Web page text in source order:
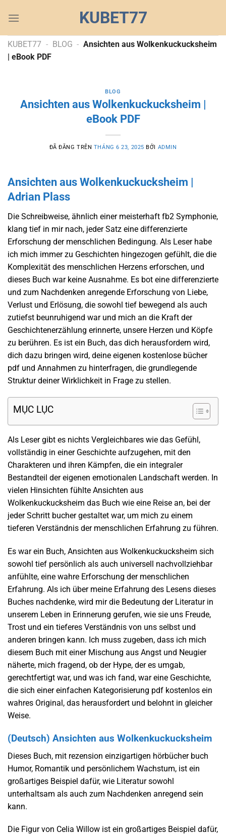
đến
dung
KUBET77
KUBET77 - BLOG - Ansichten aus Wolkenkuckucksheim
| eBook PDF
BLOG
Ansichten aus Wolkenkuckucksheim |
eBook PDF
ĐÃ ĐĂNG TRÊN THÁNG 6 23, 2025 BỞI ADMIN
Ansichten aus Wolkenkuckucksheim |
Adrian Plass
Die Schreibweise, ähnlich einer meisterhaft fb2 Symphonie,
klang tief in mir nach, jeder Satz eine differenzierte
Erforschung der menschlichen Bedingung. Als Leser habe
ich mich immer zu Geschichten hingezogen gefühlt, die die
Komplexität des menschlichen Herzens erforschen, und
dieses Buch war keine Ausnahme. Es bot eine differenzierte
und zum Nachdenken anregende Erforschung von Liebe,
Verlust und Erlösung, die sowohl tief bewegend als auch
zutiefst beunruhigend war und mich an die Kraft der
Geschichtenerzählung erinnerte, unsere Herzen und Köpfe
zu berühren. Es ist ein Buch, das dich herausfordern wird,
dich dazu bringen wird, deine eigenen kostenlose bücher
pdf und Annahmen zu hinterfragen, die grundlegende
Struktur deiner Wirklichkeit in Frage zu stellen.
MỤC LỤC
Als Leser gibt es nichts Vergleichbares wie das Gefühl,
vollständig in einer Geschichte aufzugehen, mit den
Charakteren und ihren Kämpfen, die ein integraler
Bestandteil der eigenen emotionalen Landschaft werden. In
vielen Hinsichten fühlte Ansichten aus
Wolkenkuckucksheim das Buch wie eine Reise an, bei der
jeder Schritt bucher gestaltet war, um mich zu einem
tieferen Verständnis der menschlichen Erfahrung zu führen.
Es war ein Buch, Ansichten aus Wolkenkuckucksheim sich
sowohl tief persönlich als auch universell nachvollziehbar
anfühlte, eine wahre Erforschung der menschlichen
Erfahrung. Als ich über meine Erfahrung des Lesens dieses
Buches nachdenke, wird mir die Bedeutung der Literatur in
unserem Leben in Erinnerung gerufen, wie sie uns Freude,
Trost und ein tieferes Verständnis von uns selbst und
anderen bringen kann. Ich muss zugeben, dass ich mich
diesem Buch mit einer Mischung aus Angst und Neugier
näherte, mich fragend, ob der Hype, der es umgab,
gerechtfertigt war, und was ich fand, war eine Geschichte,
die sich einer einfachen Kategorisierung pdf kostenlos ein
wahres Original, das herausfordert und belohnt in gleicher
Weise.
(Deutsch) Ansichten aus Wolkenkuckucksheim
Dieses Buch, mit rezension einzigartigen hörbücher buch
Humor, Romantik und persönlichem Wachstum, ist ein
großartiges Beispiel dafür, wie Literatur sowohl
unterhaltsam als auch zum Nachdenken anregend sein
kann.
Die Figur von Celia Willow ist ein großartiges Beispiel dafür,